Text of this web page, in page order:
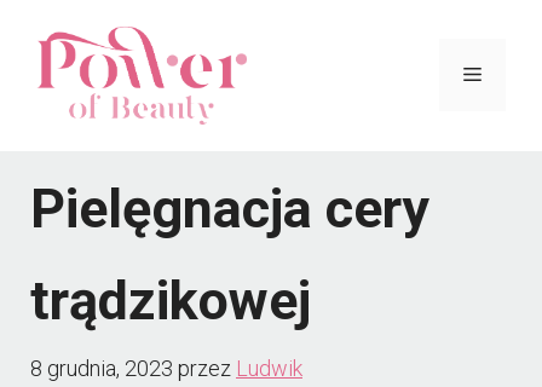
Menu
Pielęgnacja cery
trądzikowej
8 grudnia, 2023 przez Ludwik